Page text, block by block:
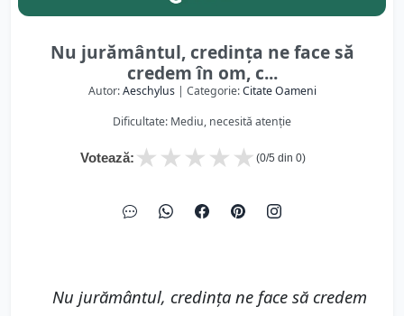
Nu jurământul, credința ne face să
credem în om, c...
Autor:Aeschylus| Categorie:Citate Oameni
Dificultate: Mediu, necesită atenție
Votează: ★
★
★
★
★ (0/5 din 0)
Nu jurământul, credința ne face să credem